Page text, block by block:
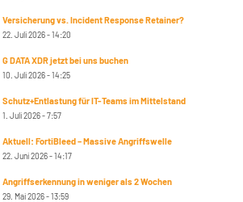
Versicherung vs. Incident Response Retainer?
22. Juli 2026 - 14:20
G DATA XDR jetzt bei uns buchen
10. Juli 2026 - 14:25
Schutz+Entlastung für IT-Teams im Mittelstand
1. Juli 2026 - 7:57
Aktuell: FortiBleed – Massive Angriffswelle
22. Juni 2026 - 14:17
Angriffserkennung in weniger als 2 Wochen
29. Mai 2026 - 13:59